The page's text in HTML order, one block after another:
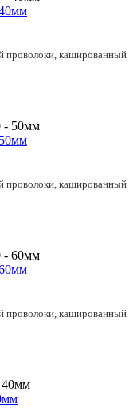
проволоки, кашированный
проволоки, кашированный
проволоки, кашированный